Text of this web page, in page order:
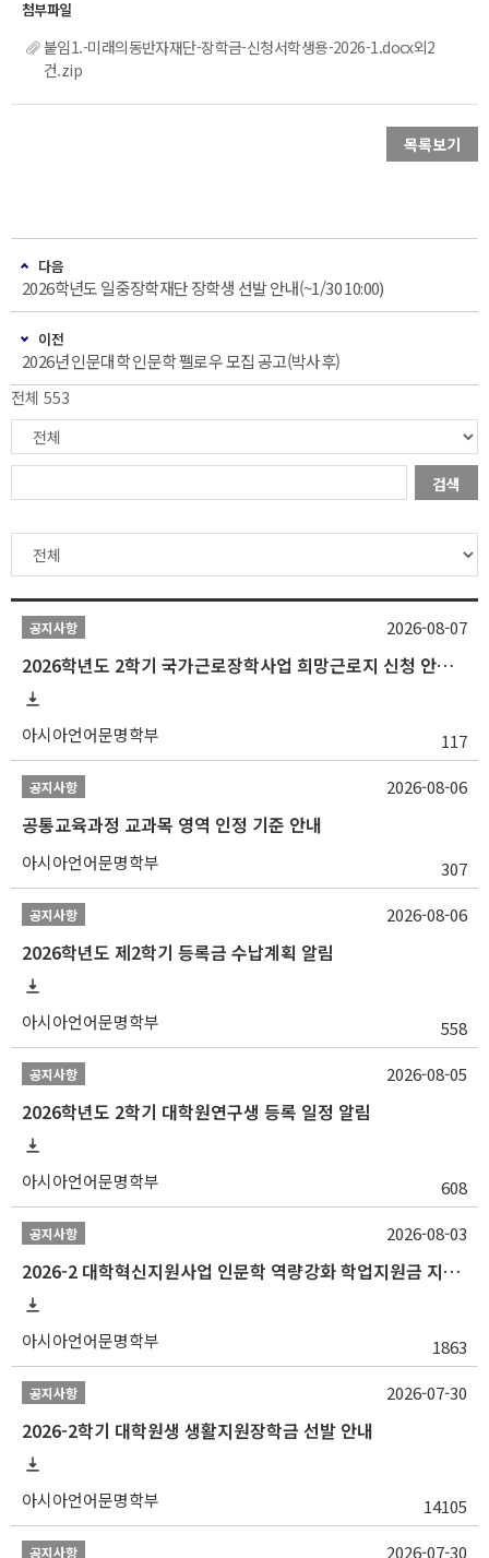
붙임1.-미래의동반자재단-장학금-신청서학생용-2026-1.docx외2
건.zip
목록보기
다음
2026학년도 일중장학재단 장학생 선발 안내(~1/30 10:00)
이전
2026년 인문대학 인문학 펠로우 모집 공고(박사후)
전체 553
검색
공지사항
2026학년도 2학기 국가근로장학사업 희망근로지 신청 안내
아시아언어문명학부 117
2026-08-07
공지사항
공통교육과정 교과목 영역 인정 기준 안내
아시아언어문명학부 307
2026-08-06
공지사항
2026학년도 제2학기 등록금 수납계획 알림
아시아언어문명학부 558
2026-08-06
공지사항
2026학년도 2학기 대학원연구생 등록 일정 알림
아시아언어문명학부 608
2026-08-05
공지사항
2026-2 대학혁신지원사업 인문학 역량강화 학업지원금 지원 선발 안내 (학/석/박사)
아시아언어문명학부 1863
2026-08-03
공지사항
2026-2학기 대학원생 생활지원장학금 선발 안내
아시아언어문명학부 14105
2026-07-30
공지사항 2026-07-30